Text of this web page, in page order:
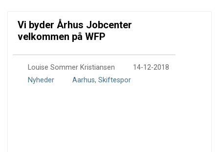
Vi byder Århus Jobcenter
velkommen på WFP
Louise Sommer Kristiansen
14-12-2018
Nyheder
Aarhus, Skiftespor